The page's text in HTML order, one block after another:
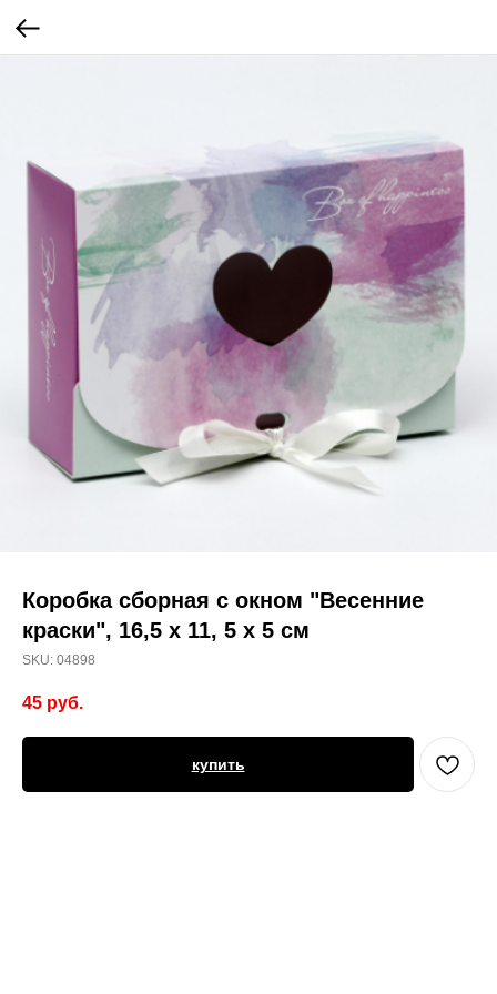
Коробка сборная с окном "Весенние
краски", 16,5 х 11, 5 х 5 см
SKU: 04898
45 руб.
купить